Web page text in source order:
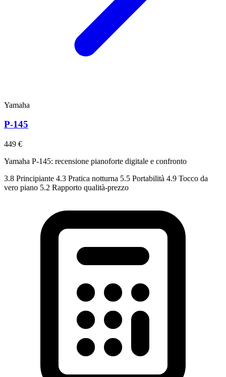
Yamaha
P-145
449 €
Yamaha P-145: recensione pianoforte digitale e confronto
3.8 Principiante 4.3 Pratica notturna 5.5 Portabilità 4.9 Tocco da
vero piano 5.2 Rapporto qualità-prezzo